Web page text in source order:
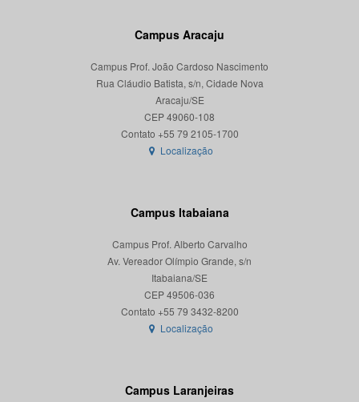
Campus Aracaju
Campus Prof. João Cardoso Nascimento
Rua Cláudio Batista, s/n, Cidade Nova
Aracaju/SE
CEP 49060-108
Localização
Campus Itabaiana
Campus Prof. Alberto Carvalho
Av. Vereador Olímpio Grande, s/n
Itabaiana/SE
CEP 49506-036
Localização
Campus Laranjeiras